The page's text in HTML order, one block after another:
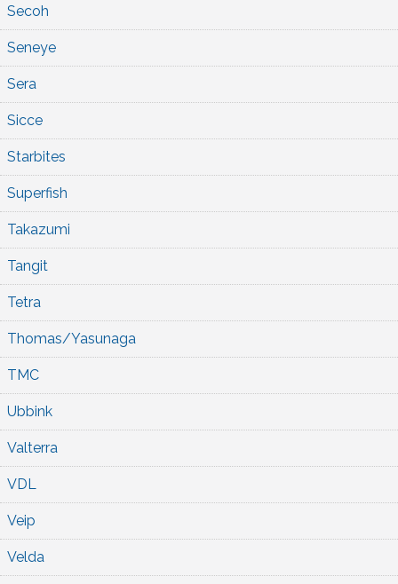
Secoh
Seneye
Sera
Sicce
Starbites
Superfish
Takazumi
Tangit
Tetra
Thomas/Yasunaga
TMC
Ubbink
Valterra
VDL
Veip
Velda